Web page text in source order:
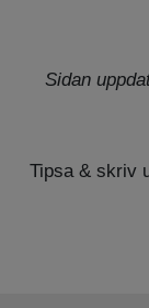
Sidan
Tipsa & skriv